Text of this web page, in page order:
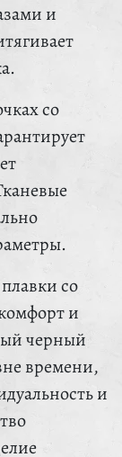
и
со
со
и
черный
времени,
и